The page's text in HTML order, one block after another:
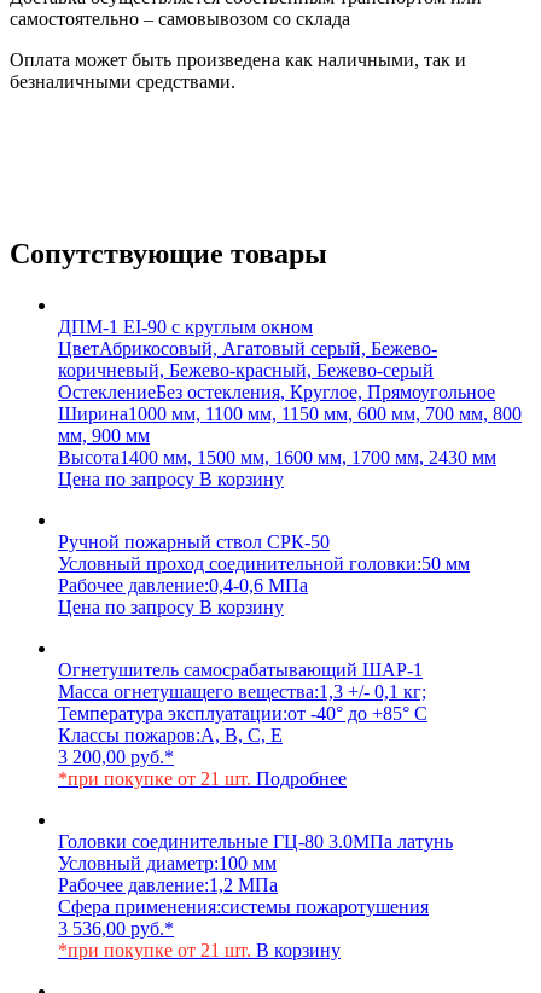
самостоятельно – самовывозом со склада
Оплата может быть произведена как наличными, так и
безналичными средствами.
Сопутствующие товары
ДПМ-1 EI-90 с круглым окном
ЦветАбрикосовый, Агатовый серый, Бежево-
коричневый, Бежево-красный, Бежево-серый
ОстеклениеБез остекления, Круглое, Прямоугольное
Ширина1000 мм, 1100 мм, 1150 мм, 600 мм, 700 мм, 800
мм, 900 мм
Высота1400 мм, 1500 мм, 1600 мм, 1700 мм, 2430 мм
Цена по запросу В корзину
Ручной пожарный ствол СРК-50
Условный проход соединительной головки:50 мм
Рабочее давление:0,4-0,6 МПа
Цена по запросу В корзину
Огнетушитель самосрабатывающий ШАР-1
Масса огнетушащего вещества:1,3 +/- 0,1 кг;
Температура эксплуатации:от -40° до +85° С
Классы пожаров:A, B, C, E
3 200,00 руб.*
*при покупке от 21 шт. Подробнее
Головки соединительные ГЦ-80 3.0МПа латунь
Условный диаметр:100 мм
Рабочее давление:1,2 МПа
Сфера применения:системы пожаротушения
3 536,00 руб.*
*при покупке от 21 шт. В корзину